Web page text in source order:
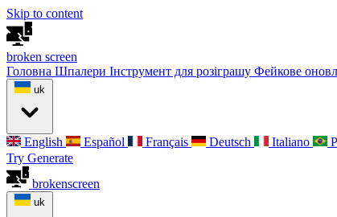
Skip to content
broken screen
Головна Шпалери Інструмент для розіграшу Фейкове
uk
English Español Français Deutsch Italiano
Try Generate
brokenscreen
uk